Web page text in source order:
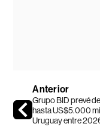
Anterior
Grupo BID prevé
hasta US$5.000
Uruguay entre